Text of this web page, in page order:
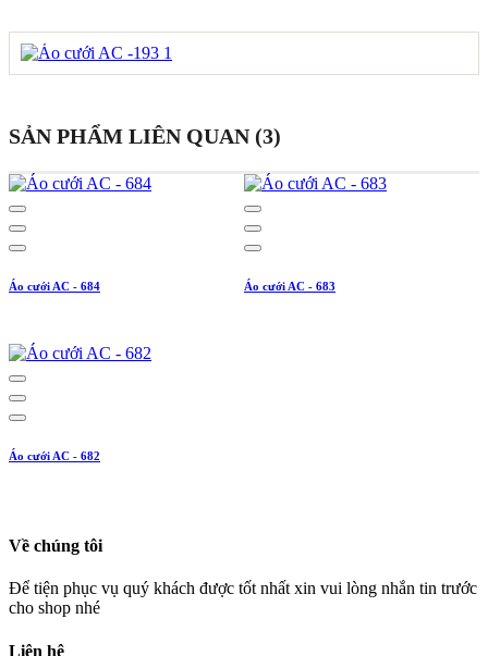
SẢN PHẨM LIÊN QUAN (3)
Áo cưới AC - 684 Áo cưới AC - 683
Áo cưới AC - 682
Về chúng tôi
Để tiện phục vụ quý khách được tốt nhất xin vui lòng nhắn tin trước
cho shop nhé
Liên hệ